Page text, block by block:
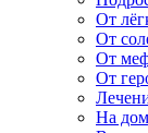
От
От
От
От
На